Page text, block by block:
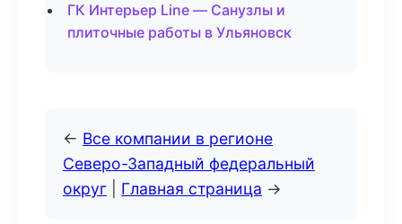
ГК Интерьер Line — Санузлы и
плиточные работы в Ульяновск
← Все компании в регионе
Северо-Западный федеральный
округ
Главная страница →